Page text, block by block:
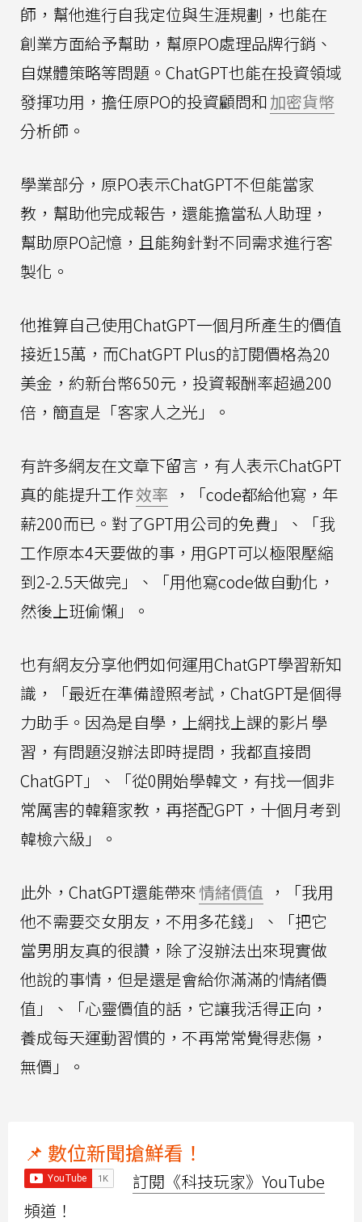
師，幫他進行自我定位與生涯規劃，也能在
創業方面給予幫助，幫原PO處理品牌行銷、
自媒體策略等問題。ChatGPT也能在投資領域
發揮功用，擔任原PO的投資顧問和加密貨幣
分析師。
學業部分，原PO表示ChatGPT不但能當家
教，幫助他完成報告，還能擔當私人助理，
幫助原PO記憶，且能夠針對不同需求進行客
製化。
他推算自己使用ChatGPT一個月所產生的價值
接近15萬，而ChatGPT Plus的訂閱價格為20
美金，約新台幣650元，投資報酬率超過200
倍，簡直是「客家人之光」。
有許多網友在文章下留言，有人表示ChatGPT
真的能提升工作效率 ，「code都給他寫，年
薪200而已。對了GPT用公司的免費」、「我
工作原本4天要做的事，用GPT可以極限壓縮
到2-2.5天做完」、「用他寫code做自動化，
然後上班偷懶」。
也有網友分享他們如何運用ChatGPT學習新知
識，「最近在準備證照考試，ChatGPT是個得
力助手。因為是自學，上網找上課的影片學
習，有問題沒辦法即時提問，我都直接問
ChatGPT」、「從0開始學韓文，有找一個非
常厲害的韓籍家教，再搭配GPT，十個月考到
韓檢六級」。
此外，ChatGPT還能帶來情緒價值 ，「我用
他不需要交女朋友，不用多花錢」、「把它
當男朋友真的很讚，除了沒辦法出來現實做
他說的事情，但是還是會給你滿滿的情緒價
值」、「心靈價值的話，它讓我活得正向，
養成每天運動習慣的，不再常常覺得悲傷，
無價」。
📌 數位新聞搶鮮看！
訂閱《科技玩家》YouTube
頻道！